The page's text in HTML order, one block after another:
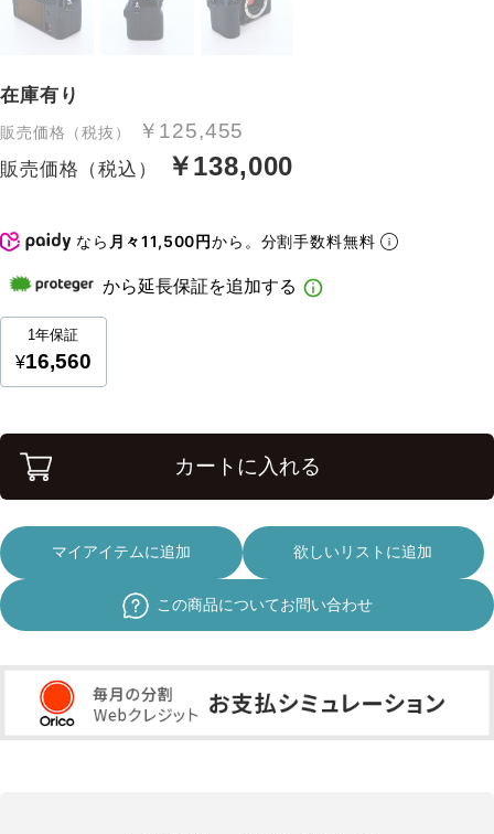
在庫有り
販売価格（税抜） ￥125,455
販売価格（税込） ￥138,000
なら 月々11,500円から。分割手数料無料
カートに入れる
マイアイテムに追加 欲しいリストに追加
この商品についてお問い合わせ